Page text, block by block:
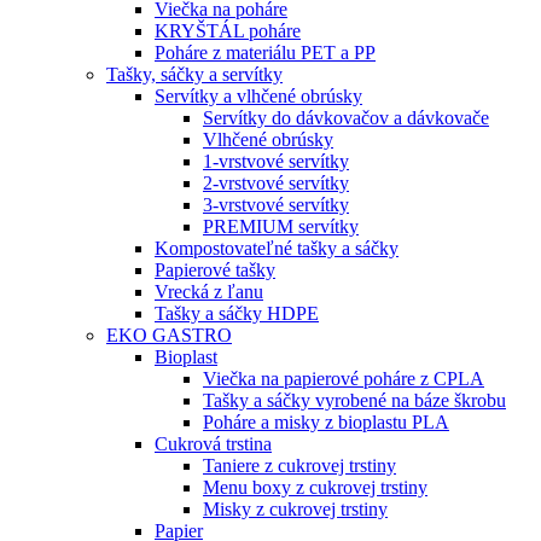
Viečka na poháre
KRYŠTÁL poháre
Poháre z materiálu PET a PP
Tašky, sáčky a servítky
Servítky a vlhčené obrúsky
Servítky do dávkovačov a dávkovače
Vlhčené obrúsky
1-vrstvové servítky
2-vrstvové servítky
3-vrstvové servítky
PREMIUM servítky
Kompostovateľné tašky a sáčky
Papierové tašky
Vrecká z ľanu
Tašky a sáčky HDPE
EKO GASTRO
Bioplast
Viečka na papierové poháre z CPLA
Tašky a sáčky vyrobené na báze škrobu
Poháre a misky z bioplastu PLA
Cukrová trstina
Taniere z cukrovej trstiny
Menu boxy z cukrovej trstiny
Misky z cukrovej trstiny
Papier